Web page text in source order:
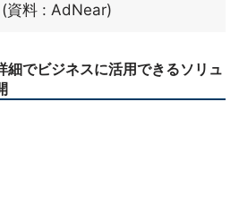
資料 : AdNear)
細でビジネスに活用できるソリュ